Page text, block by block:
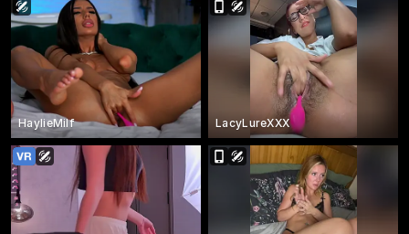
HaylieMilf LacyLureXXX